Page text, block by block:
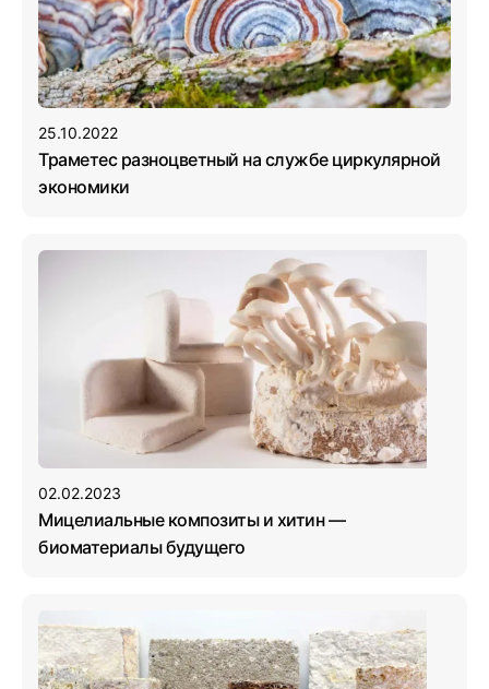
25.10.2022
Траметес разноцветный на службе циркулярной
экономики
02.02.2023
Мицелиальные композиты и хитин —
биоматериалы будущего